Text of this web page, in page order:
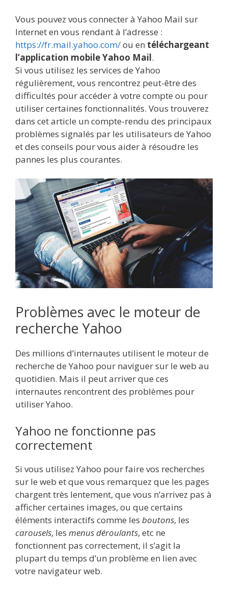
Vous pouvez vous connecter à Yahoo Mail sur
Internet en vous rendant à l’adresse :
https://fr.mail.yahoo.com/ou en téléchargeant
l’application mobile Yahoo Mail.
Si vous utilisez les services de Yahoo
régulièrement, vous rencontrez peut-être des
difficultés pour accéder à votre compte ou pour
utiliser certaines fonctionnalités. Vous trouverez
dans cet article un compte-rendu des principaux
problèmes signalés par les utilisateurs de Yahoo
et des conseils pour vous aider à résoudre les
pannes les plus courantes.
Problèmes avec le moteur de
recherche Yahoo
Des millions d’internautes utilisent le moteur de
recherche de Yahoo pour naviguer sur le web au
quotidien. Mais il peut arriver que ces
internautes rencontrent des problèmes pour
utiliser Yahoo.
Yahoo ne fonctionne pas
correctement
Si vous utilisez Yahoo pour faire vos recherches
sur le web et que vous remarquez que les pages
chargent très lentement, que vous n’arrivez pas à
afficher certaines images, ou que certains
éléments interactifs comme les boutons, les
carousels, les menus déroulants, etc ne
fonctionnent pas correctement, il s’agit la
plupart du temps d’un problème en lien avec
votre navigateur web.